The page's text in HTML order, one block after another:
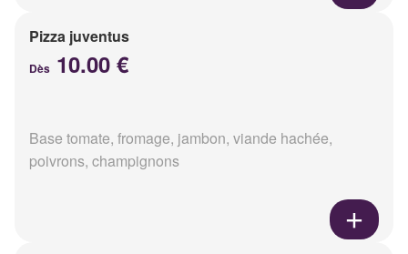
Pizza juventus
Dès 10.00 €
Base tomate, fromage, jambon, viande hachée,
poivrons, champignons